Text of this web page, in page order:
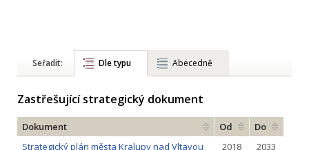
Seřadit: Dle typu Abecedně
Zastřešující strategický dokument
Dokument Od
Do
Strategický plán města Kralupy nad Vltavou
2018 2033